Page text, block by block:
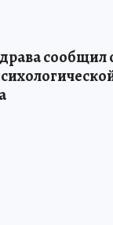
сообщил